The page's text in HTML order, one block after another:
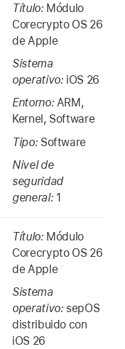
Título: Módulo
Corecrypto OS 26
de Apple
Sistema
operativo: iOS 26
Entorno: ARM,
Kernel, Software
Tipo: Software
Nivel de
seguridad
general: 1
Título: Módulo
Corecrypto OS 26
de Apple
Sistema
operativo: sepOS
distribuido con
iOS 26